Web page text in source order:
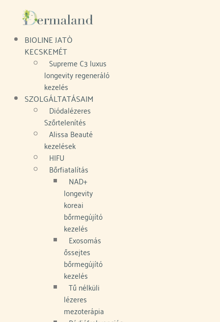
content
BIOLINE JATÒ
KECSKEMÉT
Supreme C3 luxus
longevity regeneráló
kezelés
SZOLGÁLTATÁSAIM
Diódalézeres
Szőrtelenítés
Alissa Beauté
kezelések
HIFU
Bőrfiatalítás
NAD+
longevity
koreai
bőrmegújító
kezelés
Exosomás
őssejtes
bőrmegújító
kezelés
Tű nélküli
lézeres
mezoterápia
BLOG